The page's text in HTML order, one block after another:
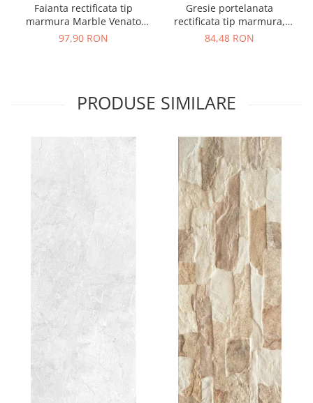
Faianta rectificata tip
marmura Marble Venato
White 3387, 24.40X74.40,
97,90 RON
Gresie portelanata
rectificata tip marmura,
Marble Venato White 6529,
84,48 RON
PRODUSE SIMILARE